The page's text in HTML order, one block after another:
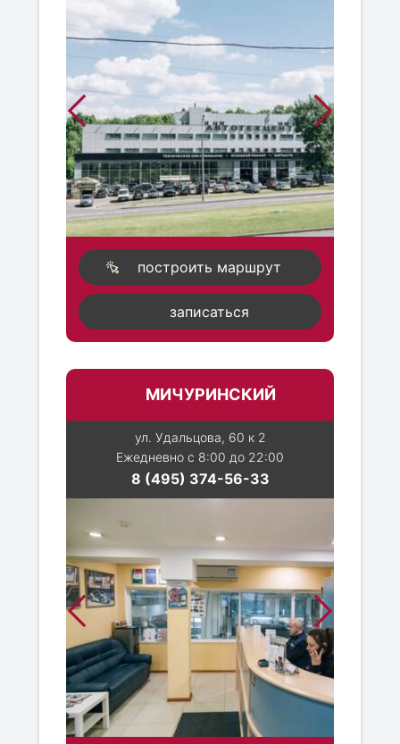
построить маршрут
записаться
МИЧУРИНСКИЙ
ул. Удальцова, 60 к 2
Ежедневно с 8:00 до 22:00
8 (495) 374-56-33